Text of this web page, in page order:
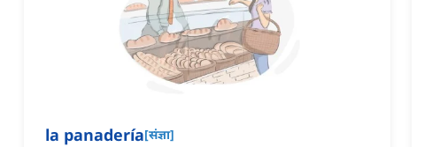
la panadería[संज्ञा]